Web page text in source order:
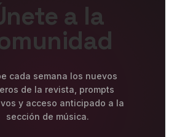
a la
cada semana los nuevos
de la revista, prompts
y acceso anticipado a la
sección de música.